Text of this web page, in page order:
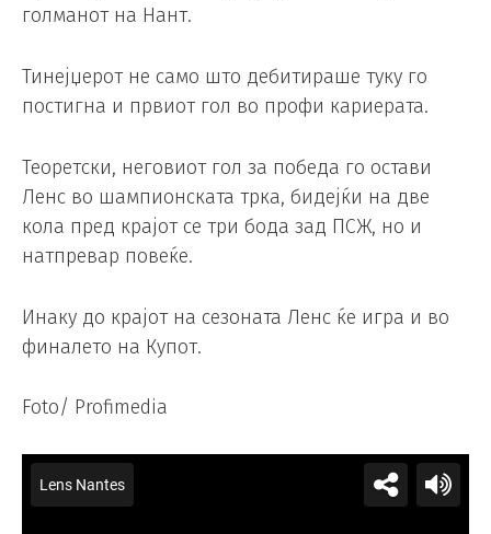
голманот на Нант.
Тинејџерот не само што дебитираше туку го
постигна и првиот гол во профи кариерата.
Теоретски, неговиот гол за победа го остави
Ленс во шампионската трка, бидејќи на две
кола пред крајот се три бода зад ПСЖ, но и
натпревар повеќе.
Инаку до крајот на сезоната Ленс ќе игра и во
финалето на Купот.
Foto/ Profimedia